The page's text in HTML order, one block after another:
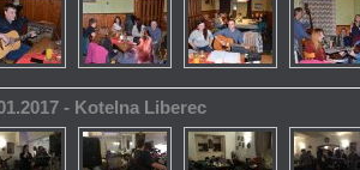
- Kotelna Liberec